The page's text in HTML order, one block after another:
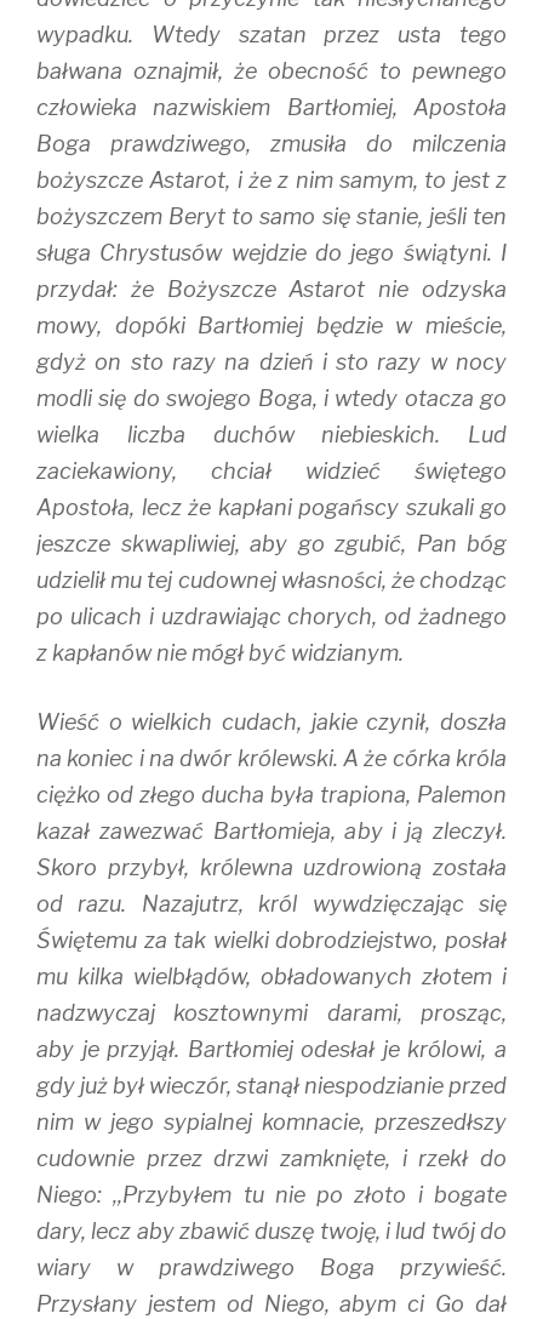
wypadku. Wtedy szatan przez usta tego
bałwana oznajmił, że obecność to pewnego
człowieka nazwiskiem Bartłomiej, Apostoła
Boga prawdziwego, zmusiła do milczenia
bożyszcze Astarot, i że z nim samym, to jest z
bożyszczem Beryt to samo się stanie, jeśli ten
sługa Chrystusów wejdzie do jego świątyni. I
przydał: że Bożyszcze Astarot nie odzyska
mowy, dopóki Bartłomiej będzie w mieście,
gdyż on sto razy na dzień i sto razy w nocy
modli się do swojego Boga, i wtedy otacza go
wielka liczba duchów niebieskich. Lud
zaciekawiony, chciał widzieć świętego
Apostoła, lecz że kapłani pogańscy szukali go
jeszcze skwapliwiej, aby go zgubić, Pan bóg
udzielił mu tej cudownej własności, że chodząc
po ulicach i uzdrawiając chorych, od żadnego
z kapłanów nie mógł być widzianym.
Wieść o wielkich cudach, jakie czynił, doszła
na koniec i na dwór królewski. A że córka króla
ciężko od złego ducha była trapiona, Palemon
kazał zawezwać Bartłomieja, aby i ją zleczył.
Skoro przybył, królewna uzdrowioną została
od razu. Nazajutrz, król wywdzięczając się
Świętemu za tak wielki dobrodziejstwo, posłał
mu kilka wielbłądów, obładowanych złotem i
nadzwyczaj kosztownymi darami, prosząc,
aby je przyjął. Bartłomiej odesłał je królowi, a
gdy już był wieczór, stanął niespodzianie przed
nim w jego sypialnej komnacie, przeszedłszy
cudownie przez drzwi zamknięte, i rzekł do
Niego: ,,Przybyłem tu nie po złoto i bogate
dary, lecz aby zbawić duszę twoję, i lud twój do
wiary w prawdziwego Boga przywieść.
Przysłany jestem od Niego, abym ci Go dał